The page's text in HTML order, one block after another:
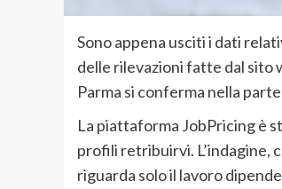
Sono appena usciti i dati
delle rilevazioni fatte dal sito
Parma si conferma nella
La piattaforma JobPricing è
profili retribuirvi. L’indagine,
riguarda solo il lavoro